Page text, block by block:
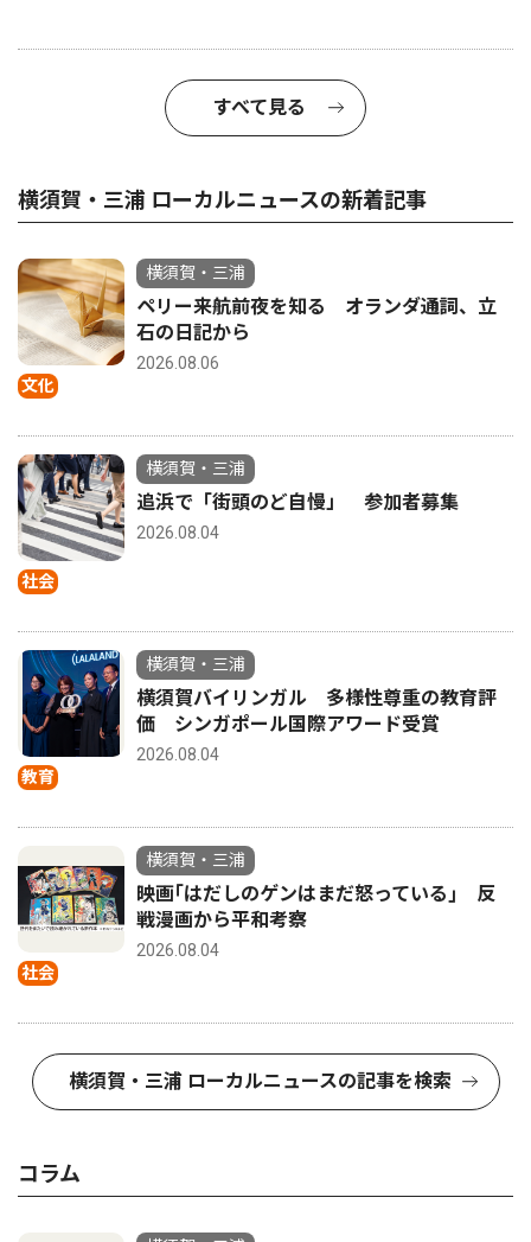
すべて見る
横須賀・三浦 ローカルニュースの新着記事
文化
横須賀・三浦
ペリー来航前夜を知る オランダ通詞、立
石の日記から
2026.08.06
社会
横須賀・三浦
追浜で「街頭のど自慢」 参加者募集
2026.08.04
教育
横須賀・三浦
横須賀バイリンガル 多様性尊重の教育評
価 シンガポール国際アワード受賞
2026.08.04
社会
横須賀・三浦
映画｢はだしのゲンはまだ怒っている｣ 反
戦漫画から平和考察
2026.08.04
横須賀・三浦 ローカルニュースの記事を検索
コラム